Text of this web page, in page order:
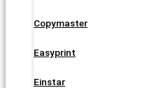
Copymaster
Easyprint
Einstar